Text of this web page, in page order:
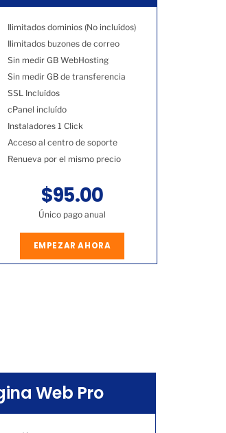
Ilimitados dominios (No incluídos)
Ilimitados buzones de correo
Sin medir GB WebHosting
Sin medir GB de transferencia
SSL Incluídos
cPanel incluído
Instaladores 1 Click
Acceso al centro de soporte
Renueva por el mismo precio
$95.00
Único pago anual
EMPEZAR AHORA
Web Pro